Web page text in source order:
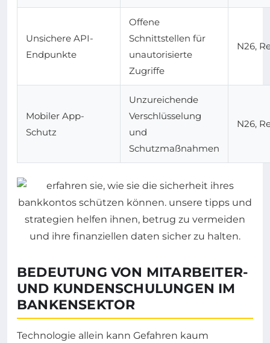
Unsichere API-
Endpunkte
Offene
Schnittstellen für
unautorisierte
Zugriffe
N26,
Mobiler App-
Schutz
Unzureichende
Verschlüsselung
und
Schutzmaßnahmen
N26,
BEDEUTUNG VON MITARBEITER-
UND KUNDENSCHULUNGEN IM
BANKENSEKTOR
Technologie allein kann Gefahren kaum